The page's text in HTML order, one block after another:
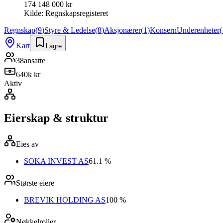
174 148 000 kr
Kilde: Regnskapsregisteret
Regnskap(9)Styre & Ledelse(8)Aksjonærer(1)KonsernUnderenheter(
Kart
Lagre
38ansatte
640k kr
Aktiv
Eierskap & struktur
Eies av
SOKA INVEST AS61.1 %
Største eiere
BREVIK HOLDING AS100 %